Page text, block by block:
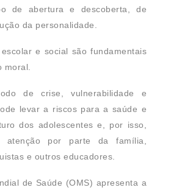
de abertura e descoberta, de
da personalidade.
e social são fundamentais
moral.
de crise, vulnerabilidade e
levar a riscos para a saúde e
dos adolescentes e, por isso,
atenção por parte da família,
e outros educadores.
de Saúde (OMS) apresenta a